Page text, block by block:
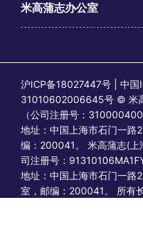
米高蒲志办公室
沪ICP备18027447号 | 中国
31010602006645号 © 米
（公司注册号：
地址：中国上海市石门一路
编：200041。 米高蒲志(上
司注册号：
地址：中国上海市石门一
室，邮编：200041。 所有